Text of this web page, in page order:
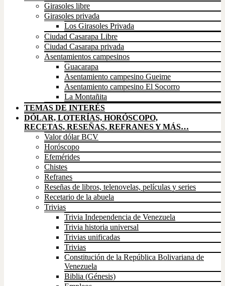
Girasoles libre
Girasoles privada
Los Girasoles Privada
Ciudad Casarapa Libre
Ciudad Casarapa privada
Asentamientos campesinos
Guacarapa
Asentamiento campesino Gueime
Asentamiento campesino El Socorro
La Montañita
TEMAS DE INTERÉS
DÓLAR, LOTERÍAS, HORÓSCOPO,
RECETAS, RESEÑAS, REFRANES Y MÁS…
Valor dólar BCV
Horóscopo
Efemérides
Chistes
Refranes
Reseñas de libros, telenovelas, películas y series
Recetario de la abuela
Trivias
Trivia Independencia de Venezuela
Trivia historia universal
Trivias unificadas
Trivias
Constitución de la República Bolivariana de
Venezuela
Biblia (Génesis)